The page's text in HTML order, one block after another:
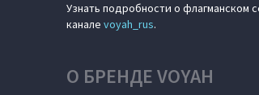
Узнать подробности о флагманском
канале voyah_rus.
О БРЕНДЕ VOYAH